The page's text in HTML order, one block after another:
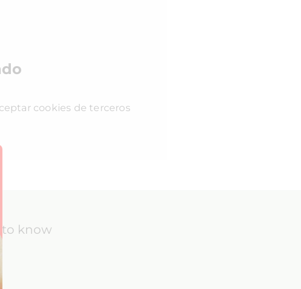
cookies de terceros
to know